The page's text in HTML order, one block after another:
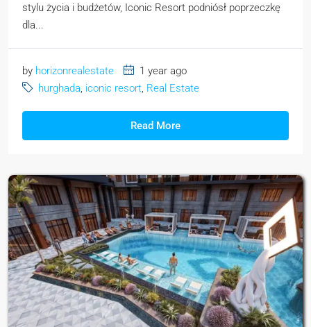
stylu życia i budżetów, Iconic Resort podniósł poprzeczkę
dla...
by horizonrealestate
1 year ago
hurghada iconic resort Real Estate
Read More